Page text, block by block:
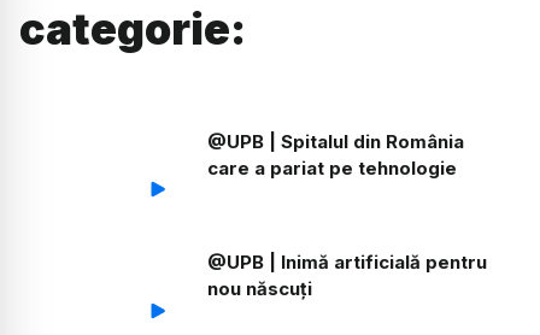
categorie:
@UPB | Spitalul din România
care a pariat pe tehnologie
@UPB | Inimă artificială pentru
nou născuți